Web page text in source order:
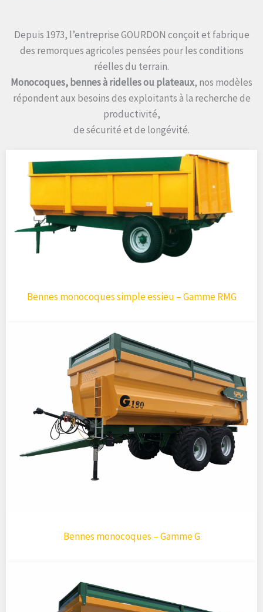
Depuis 1973, l’entreprise GOURDON conçoit et fabrique
des remorques agricoles pensées pour les conditions
réelles du terrain.
Monocoques, bennes à ridelles ou plateaux, nos modèles
répondent aux besoins des exploitants à la recherche de
productivité,
de sécurité et de longévité.
Bennes monocoques simple essieu – Gamme RMG
Bennes monocoques – Gamme G